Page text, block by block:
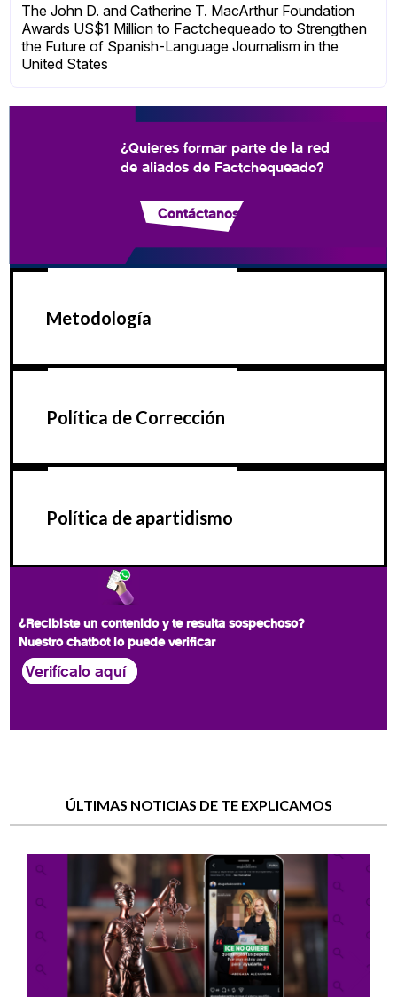
The John D. and Catherine T. MacArthur Foundation
Awards US$1 Million to Factchequeado to Strengthen
the Future of Spanish-Language Journalism in the
United States
¿Quieres formar parte de la red
de aliados de Factchequeado?
Contáctanos
Metodología
Política de Corrección
Política de apartidismo
¿Recibiste un contenido y te resulta sospechoso?
Nuestro chatbot lo puede verificar
Verifícalo aquí
ÚLTIMAS NOTICIAS DE TE EXPLICAMOS